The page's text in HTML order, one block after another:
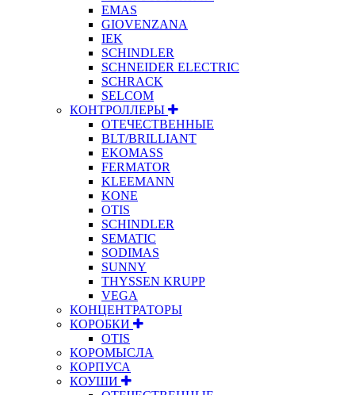
EMAS
GIOVENZANA
IEK
SCHINDLER
SCHNEIDER ELECTRIC
SCHRACK
SELCOM
КОНТРОЛЛЕРЫ
ОТЕЧЕСТВЕННЫЕ
BLT/BRILLIANT
EKOMASS
FERMATOR
KLEEMANN
KONE
OTIS
SCHINDLER
SEMATIC
SODIMAS
SUNNY
THYSSEN KRUPP
VEGA
КОНЦЕНТРАТОРЫ
КОРОБКИ
OTIS
КОРОМЫСЛА
КОРПУСА
КОУШИ